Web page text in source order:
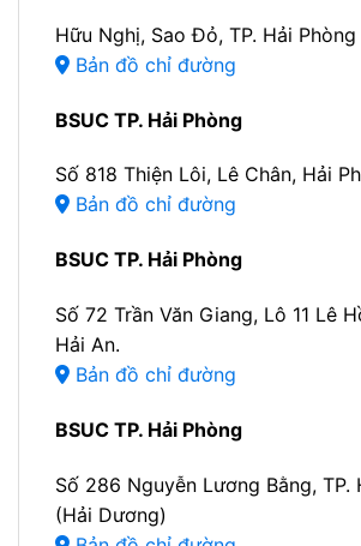
Hữu Nghị, Sao Đỏ, TP. Hải
Bản đồ chỉ đường
BSUC TP. Hải Phòng
Số 818 Thiện Lôi, Lê Chân, Hải
Bản đồ chỉ đường
BSUC TP. Hải Phòng
Số 72 Trần Văn Giang, Lô 11 Lê
Hải An.
Bản đồ chỉ đường
BSUC TP. Hải Phòng
Số 286 Nguyễn Lương Bằng, TP.
(Hải Dương)